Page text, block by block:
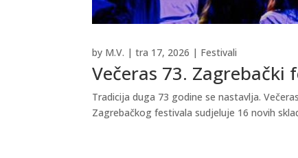
Večeras 73. Zagrebački
by M.V. |tra 17, 2026 | Festivali
Tradicija duga 73 godine se nastavlja.
Zagrebačkog festivala sudjeluje 16 novih